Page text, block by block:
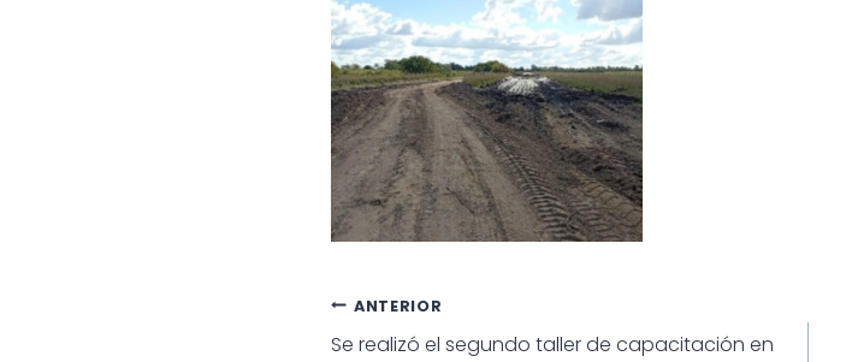
Navegación
ANTERIOR
Se realizó el segundo taller de capacitación en